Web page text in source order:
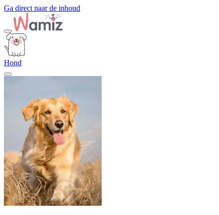
Ga direct naar de inhoud
Hond